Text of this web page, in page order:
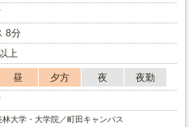
8分
上
昼 夕方 夜
夜勤
大学・大学院／町田キャンパス